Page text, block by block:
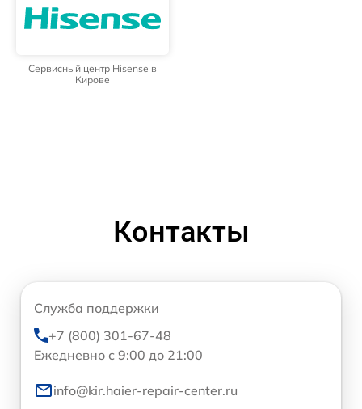
Сервисный центр Hisense в
Кирове
Контакты
Служба поддержки
+7 (800) 301-67-48
Ежедневно с 9:00 до 21:00
info@kir.haier-repair-center.ru